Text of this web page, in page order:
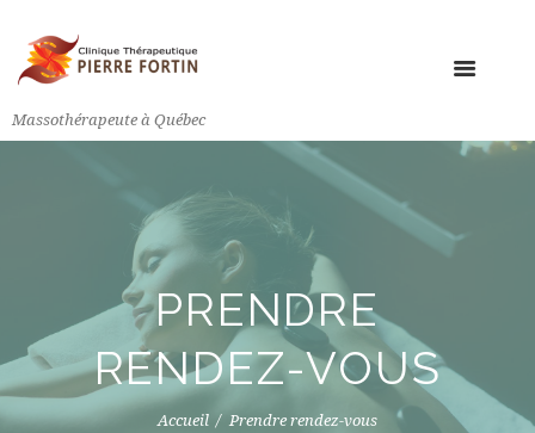
Massothérapeute à Québec
PRENDRE
RENDEZ-VOUS
Accueil Prendre rendez-vous